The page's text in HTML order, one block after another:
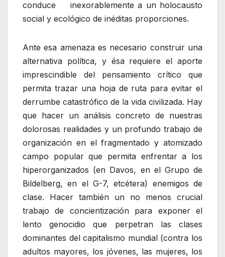
conduce inexorablemente a un holocausto
social y ecológico de inéditas proporciones.
Ante esa amenaza es necesario construir una
alternativa política, y ésa requiere el aporte
imprescindible del pensamiento crítico que
permita trazar una hoja de ruta para evitar el
derrumbe catastrófico de la vida civilizada. Hay
que hacer un análisis concreto de nuestras
dolorosas realidades y un profundo trabajo de
organización en el fragmentado y atomizado
campo popular que permita enfrentar a los
hiperorganizados (en Davos, en el Grupo de
Bildelberg, en el G-7, etcétera) enemigos de
clase. Hacer también un no menos crucial
trabajo de concientización para exponer el
lento genocidio que perpetran las clases
dominantes del capitalismo mundial (contra los
adultos mayores, los jóvenes, las mujeres, los